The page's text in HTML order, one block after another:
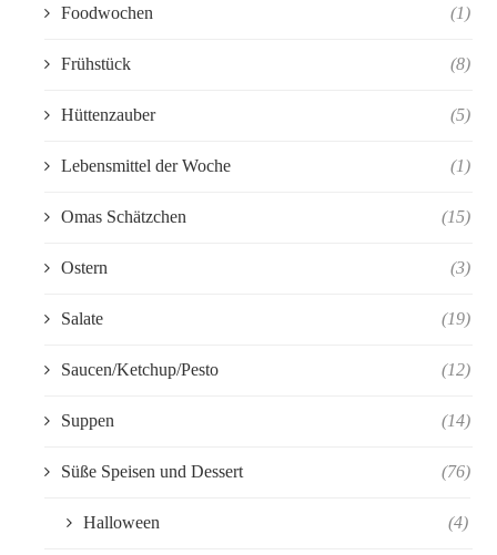
Foodwochen (1)
Frühstück (8)
Hüttenzauber (5)
Lebensmittel der Woche (1)
Omas Schätzchen (15)
Ostern (3)
Salate (19)
Saucen/Ketchup/Pesto (12)
Suppen (14)
Süße Speisen und Dessert (76)
Halloween (4)